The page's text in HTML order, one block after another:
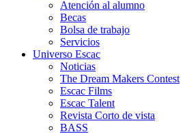
Atención al alumno
Becas
Bolsa de trabajo
Servicios
Universo Escac
Noticias
The Dream Makers Contest
Escac Films
Escac Talent
Revista Corto de vista
BASS